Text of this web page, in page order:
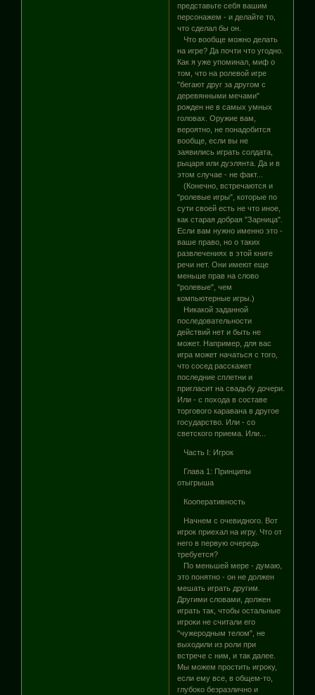
представьте себя вашим
персонажем - и делайте то,
что сделал бы он.
Что вообще можно делать
на игре? Да почти что угодно.
Как я уже упоминал, миф о
том, что на ролевой игре
"бегают друг за другом с
деревянными мечами"
рожден не в самых умных
головах. Оружие вам,
вероятно, не понадобится
вообще, если вы не
заявились играть солдата,
рыцаря или дуэлянта. Да и в
этом случае - не факт...
(Конечно, встречаются и
"ролевые игры", которые по
сути своей есть не что иное,
как старая добрая "Зарница".
Если вам нужно именно это -
ваше право, но о таких
развлечениях в этой книге
речи нет. Они имеют еще
меньше прав на слово
"ролевые", чем
компьютерные игры.)
Никакой заданной
последовательности
действий нет и быть не
может. Например, для вас
игра может начаться с того,
что сосед расскажет
последние сплетни и
пригласит на свадьбу дочери.
Или - с похода в составе
торгового каравана в другое
государство. Или - со
светского приема. Или...
Часть I: Игрок
Глава 1: Принципы
отыгрыша
Кооперативность
Начнем с очевидного. Вот
игрок приехал на игру. Что от
него в первую очередь
требуется?
По меньшей мере - думаю,
это понятно - он не должен
мешать играть другим.
Другими словами, должен
играть так, чтобы остальные
игроки не считали его
"чужеродным телом", не
выходили из роли при
встрече с ним, и так далее.
Мы можем простить игроку,
если ему все, в общем-то,
глубоко безразлично и